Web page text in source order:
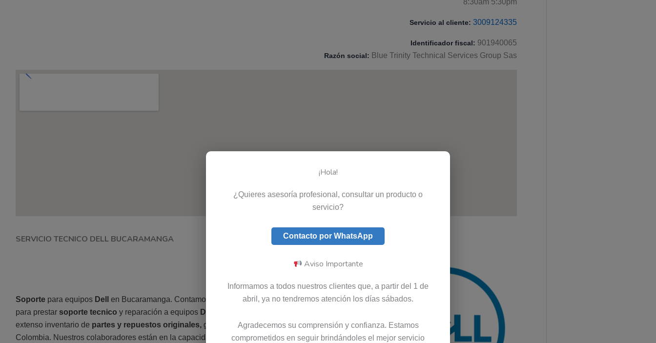
8:30am 5:30pm
Servicio al cliente: 3009124335
Identificador fiscal: 901940065
Razón social: Blue Trinity Technical Services Group Sas
SERVICIO TECNICO DELL BUCARAMANGA
Soporte para equipos Dell
en Bucaramanga. Contamos con personal certificado y especializado
para prestar soporte tecnico y reparación a equipos Dell
extenso inventario de partes y repuestos originales, garantizados para computadoresDellen
Colombia. Nuestros colaboradores están en la capacidad de instalar, configurar o reparar cualquier
¡Hola!
¿Quieres asesoría profesional, consultar un producto o
servicio?
Contacto por WhatsApp
Aviso Importante
Informamos a todos nuestros clientes que, a partir del 1 de
abril, ya no tendremos atención los días sábados.
Agradecemos su comprensión y confianza. Estamos
comprometidos en seguir brindándoles el mejor servicio